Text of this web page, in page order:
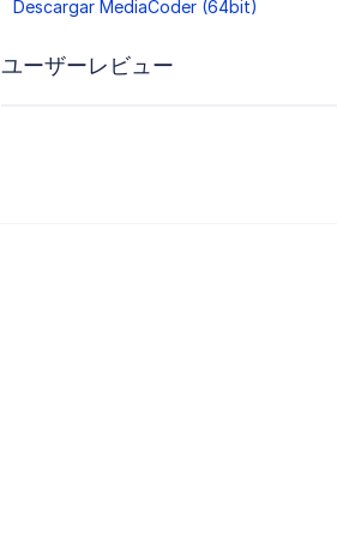
Descargar MediaCoder (64bit)
ユーザーレビュー